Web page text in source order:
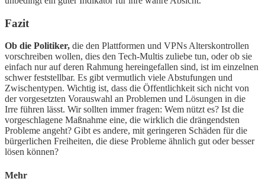
Fazit
Ob die Politiker, die den Plattformen und VPNs Alterskontrollen
vorschreiben wollen, dies den Tech-Multis zuliebe tun, oder ob sie
einfach nur auf deren Rahmung hereingefallen sind, ist im einzelnen
schwer feststellbar. Es gibt vermutlich viele Abstufungen und
Zwischentypen. Wichtig ist, dass die Öffentlichkeit sich nicht von
der vorgesetzten Vorauswahl an Problemen und Lösungen in die
Irre führen lässt. Wir sollten immer fragen: Wem nützt es? Ist die
vorgeschlagene Maßnahme eine, die wirklich die drängendsten
Probleme angeht? Gibt es andere, mit geringeren Schäden für die
bürgerlichen Freiheiten, die diese Probleme ähnlich gut oder besser
lösen können?
Mehr